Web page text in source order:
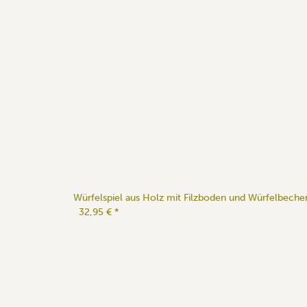
Würfelspiel aus Holz mit Filzboden und
32,95 € *